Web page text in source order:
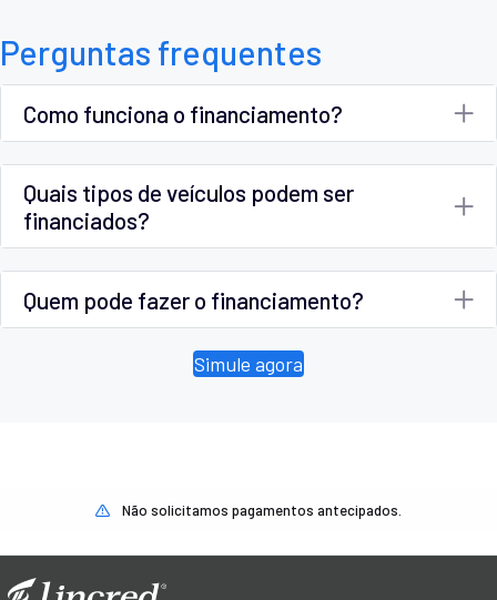
Perguntas frequentes
Como funciona o financiamento?
Quais tipos de veículos podem ser
financiados?
Quem pode fazer o financiamento?
Simule agora
Não solicitamos pagamentos antecipados.